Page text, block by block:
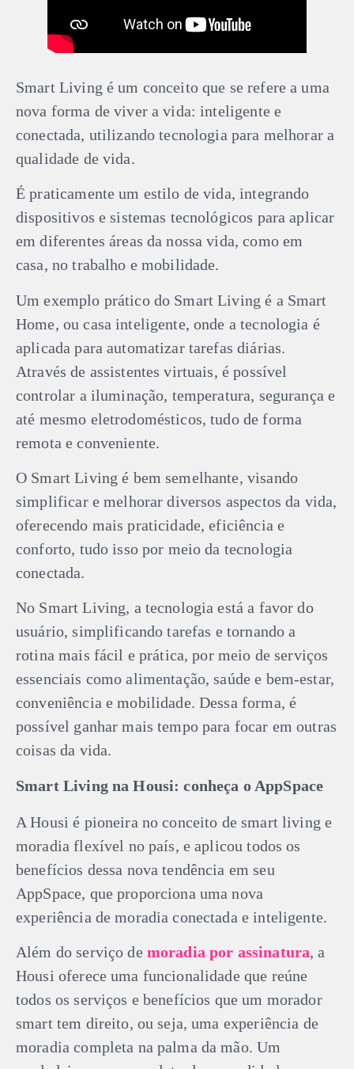
Smart Living é um conceito que se refere a uma
nova forma de viver a vida: inteligente e
conectada, utilizando tecnologia para melhorar a
qualidade de vida.
É praticamente um estilo de vida, integrando
dispositivos e sistemas tecnológicos para aplicar
em diferentes áreas da nossa vida, como em
casa, no trabalho e mobilidade.
Um exemplo prático do Smart Living é a Smart
Home, ou casa inteligente, onde a tecnologia é
aplicada para automatizar tarefas diárias.
Através de assistentes virtuais, é possível
controlar a iluminação, temperatura, segurança e
até mesmo eletrodomésticos, tudo de forma
remota e conveniente.
O Smart Living é bem semelhante, visando
simplificar e melhorar diversos aspectos da vida,
oferecendo mais praticidade, eficiência e
conforto, tudo isso por meio da tecnologia
conectada.
No Smart Living, a tecnologia está a favor do
usuário, simplificando tarefas e tornando a
rotina mais fácil e prática, por meio de serviços
essenciais como alimentação, saúde e bem-estar,
conveniência e mobilidade. Dessa forma, é
possível ganhar mais tempo para focar em outras
coisas da vida.
Smart Living na Housi: conheça o AppSpace
A Housi é pioneira no conceito de smart living e
moradia flexível no país, e aplicou todos os
benefícios dessa nova tendência em seu
AppSpace, que proporciona uma nova
experiência de moradia conectada e inteligente.
Além do serviço de moradia por assinatura, a
Housi oferece uma funcionalidade que reúne
todos os serviços e benefícios que um morador
smart tem direito, ou seja, uma experiência de
moradia completa na palma da mão. Um